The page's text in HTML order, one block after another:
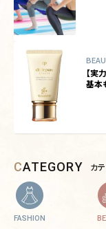
【実
基本
CATEGORY カ
FASHION